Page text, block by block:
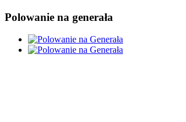
Polowanie na generała